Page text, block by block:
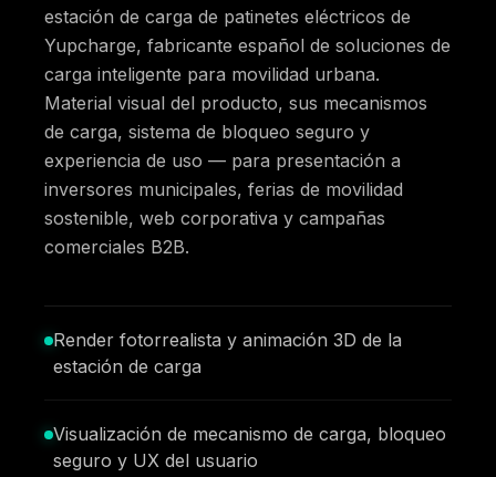
estación de carga de patinetes eléctricos de
Yupcharge, fabricante español de soluciones de
carga inteligente para movilidad urbana.
Material visual del producto, sus mecanismos
de carga, sistema de bloqueo seguro y
experiencia de uso — para presentación a
inversores municipales, ferias de movilidad
sostenible, web corporativa y campañas
comerciales B2B.
Render fotorrealista y animación 3D de la
estación de carga
Visualización de mecanismo de carga, bloqueo
seguro y UX del usuario